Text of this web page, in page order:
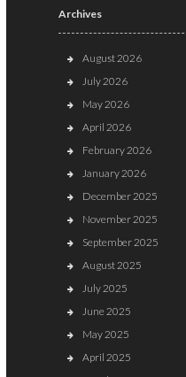
Archives
August 2026
July 2026
May 2026
April 2026
February 2026
January 2026
December 2025
November 2025
September 2025
August 2025
July 2025
June 2025
May 2025
April 2025